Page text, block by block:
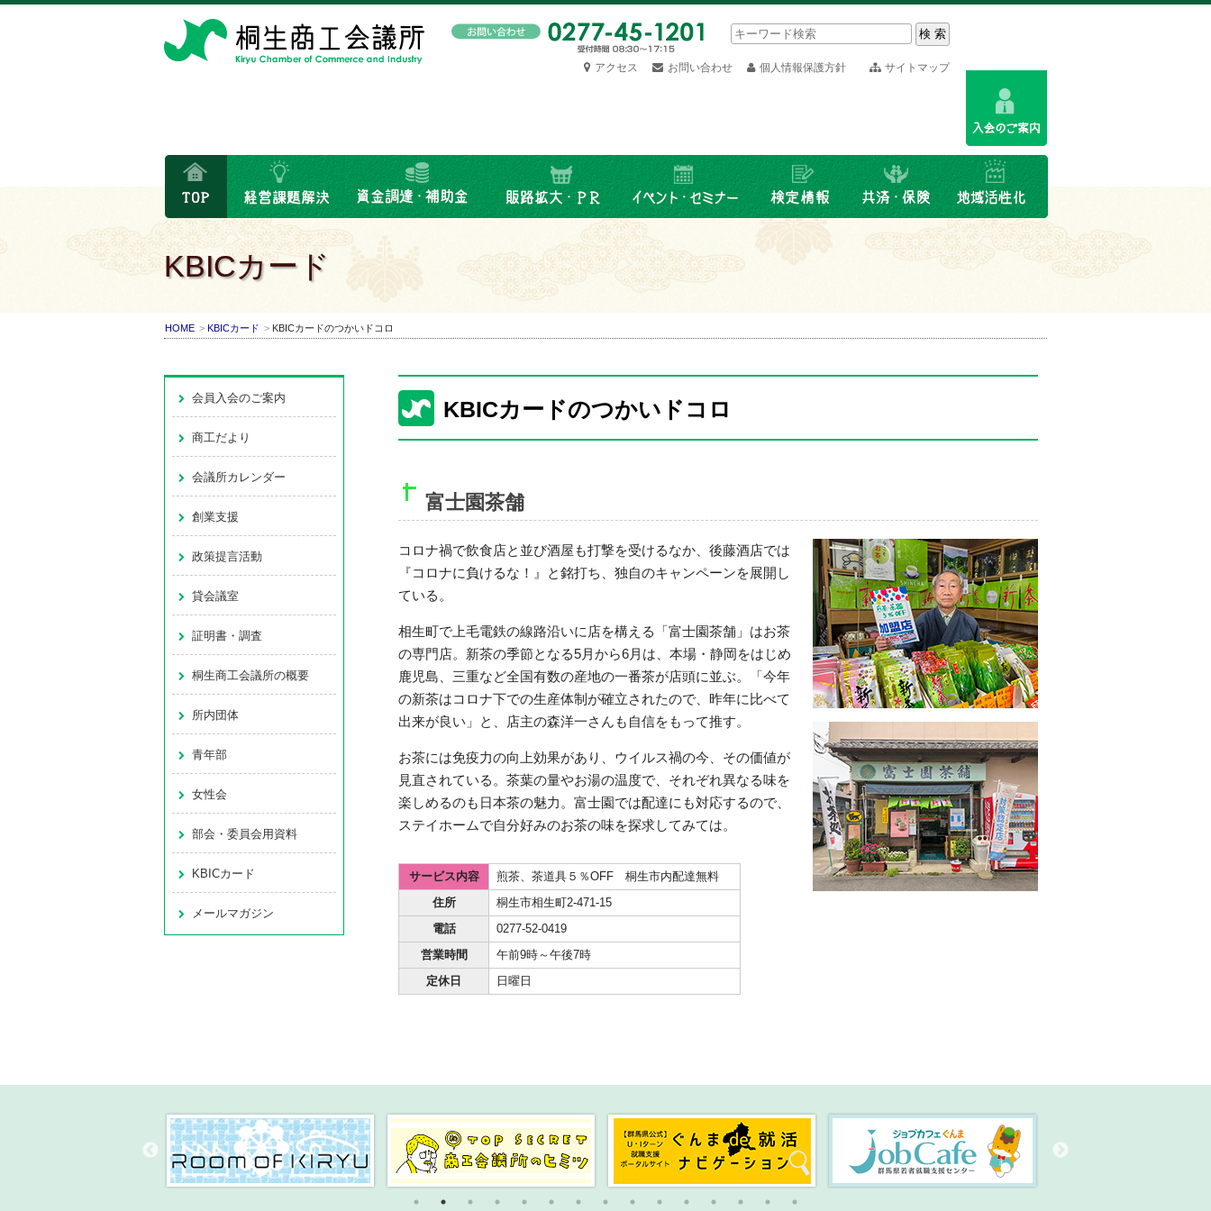
アクセス お問い合わせ 個人情報保護方針 サイトマップ
KBICカード
HOME KBICカード KBICカードのつかいドコロ
会員入会のご案内
商工だより
会議所カレンダー
創業支援
政策提言活動
貸会議室
証明書・調査
桐生商工会議所の概要
所内団体
青年部
女性会
部会・委員会用資料
KBICカード
メールマガジン
KBICカードのつかいドコロ
富士園茶舗
コロナ禍で飲食店と並び酒屋も打撃を受けるなか、後藤酒店では
『コロナに負けるな！』と銘打ち、独自のキャンペーンを展開し
ている。
相生町で上毛電鉄の線路沿いに店を構える「富士園茶舗」はお茶
の専門店。新茶の季節となる5月から6月は、本場・静岡をはじめ
鹿児島、三重など全国有数の産地の一番茶が店頭に並ぶ。「今年
の新茶はコロナ下での生産体制が確立されたので、昨年に比べて
出来が良い」と、店主の森洋一さんも自信をもって推す。
お茶には免疫力の向上効果があり、ウイルス禍の今、その価値が
見直されている。茶葉の量やお湯の温度で、それぞれ異なる味を
楽しめるのも日本茶の魅力。富士園では配達にも対応するので、
ステイホームで自分好みのお茶の味を探求してみては。
サービス内容 煎茶、茶道具５％OFF 桐生市内配達無料
住所 桐生市相生町2-471-15
電話 0277-52-0419
営業時間 午前9時～午後7時
定休日 日曜日